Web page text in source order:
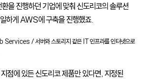
을 진행하던 기업에 맞춰 신도리코의 솔루션
하게 AWS에 구축을 진행했죠.
/ 서버와 스토리지 같은 IT 인프라를 인터넷으로
점에 있든 신도리코 제품만 있다면, 지정된